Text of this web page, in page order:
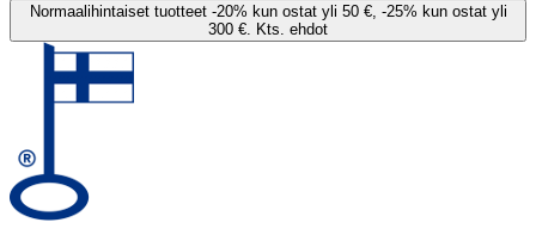
Normaalihintaiset tuotteet -20% kun ostat yli 50 €, -25% kun ostat yli
300 €. Kts. ehdot